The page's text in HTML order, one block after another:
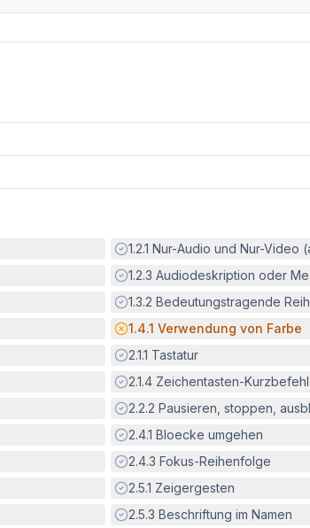
Erfüllt:
1.2.1 Nur-Audio und Nur-Video
Erfüllt:
1.2.3 Audiodeskription oder
Erfüllt:
1.3.2 Bedeutungstragende
Potenzielle Barriere:
1.4.1 Verwendung von Farbe
Erfüllt:
2.1.1 Tastatur
Erfüllt:
2.1.4 Zeichentasten-
Erfüllt:
2.2.2 Pausieren, stoppen,
Erfüllt:
2.4.1 Bloecke umgehen
Erfüllt:
2.4.3 Fokus-Reihenfolge
Erfüllt:
2.5.1 Zeigergesten
Erfüllt:
2.5.3 Beschriftung im Namen